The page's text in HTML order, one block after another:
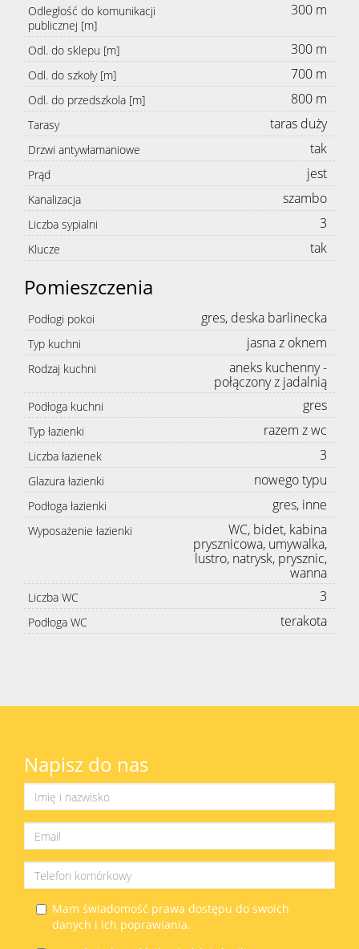
Odległość do komunikacji
publicznej [m]
300 m
Odl. do sklepu [m] 300 m
Odl. do szkoły [m] 700 m
Odl. do przedszkola [m] 800 m
Tarasy taras duży
Drzwi antywłamaniowe tak
Prąd jest
Kanalizacja szambo
Liczba sypialni 3
Klucze tak
Pomieszczenia
Podłogi pokoi gres, deska barlinecka
Typ kuchni jasna z oknem
Rodzaj kuchni
aneks kuchenny -
połączony z jadalnią
Podłoga kuchni gres
Typ łazienki razem z wc
Liczba łazienek 3
Glazura łazienki nowego typu
Podłoga łazienki gres, inne
Wyposażenie łazienki
WC, bidet, kabina
prysznicowa, umywalka,
lustro, natrysk, prysznic,
wanna
Liczba WC 3
Podłoga WC terakota
Napisz do nas
Mam świadomość prawa dostępu do swoich
danych i ich poprawiania.